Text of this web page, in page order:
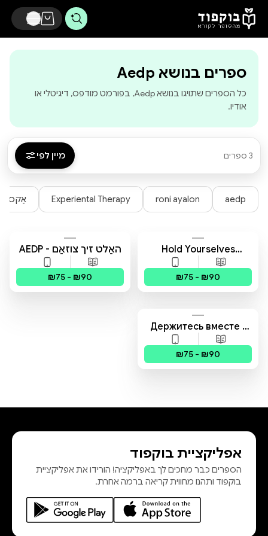
דלג לתוכן הראשי
ספרים בנושא Aedp -
כל הספרים שתויגו בנושא Aedp, בפורמט מודפס, דיגיטלי או
אודיו.
3 ספרים מיין לפי
aedp
roni ayalon
Experiental Therapy
Hold Yourselves
Together - A
Comprehensive Guide
to AEDP
פורמטים זמינים:מודפס, דיגיטלי
₪75 - ₪90
האַלט זיך צוזאַם - AEDP
- אַקסעלערירטע
עקספּעריענציעלע
דינאַמישע
פורמטים זמינים:
₪75 - ₪90
Держитесь вместе -
Целостное
руководство по АЭДП
פורמטים זמינים:מודפס, דיגיטלי
₪75 - ₪90
אפליקציית בוקפוד
הספרים כבר מחכים לך באפליקציה! הורידו את אפליקציית
בוקפוד ותהנו מחווית קריאה ברמה אחרת.